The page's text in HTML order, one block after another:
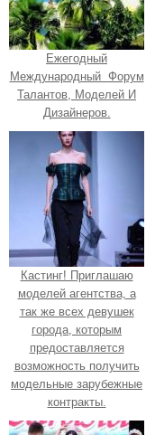
Ежегодный
Международный Форум
Талантов, Моделей И
Дизайнеров.
Кастинг! Приглашаю
моделей агентства, а
так же всех девушек
города, которым
предоставляется
возможность получить
модельные зарубежные
контракты.